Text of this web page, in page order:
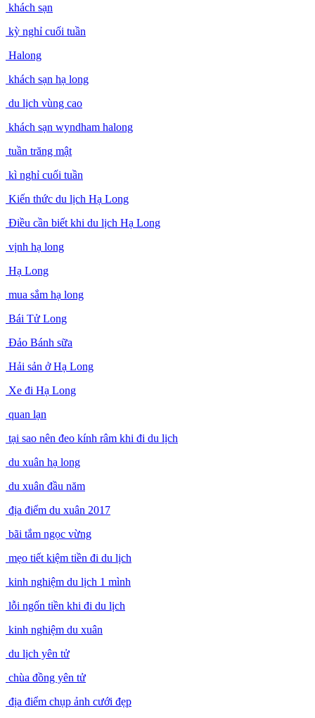
khách sạn
kỳ nghỉ cuối tuần
Halong
khách sạn hạ long
du lịch vùng cao
khách sạn wyndham halong
tuần trăng mật
kì nghỉ cuối tuần
Kiến thức du lịch Hạ Long
Điều cần biết khi du lịch Hạ Long
vịnh hạ long
Hạ Long
mua sắm hạ long
Bái Tử Long
Đảo Bánh sữa
Hải sản ở Hạ Long
Xe đi Hạ Long
quan lạn
tại sao nên đeo kính râm khi đi du lịch
du xuân hạ long
du xuân đầu năm
địa điểm du xuân 2017
bãi tắm ngọc vừng
mẹo tiết kiệm tiền đi du lịch
kinh nghiệm du lịch 1 mình
lỗi ngốn tiền khi đi du lịch
kinh nghiệm du xuân
du lịch yên tử
chùa đồng yên tử
địa điểm chụp ảnh cưới đẹp